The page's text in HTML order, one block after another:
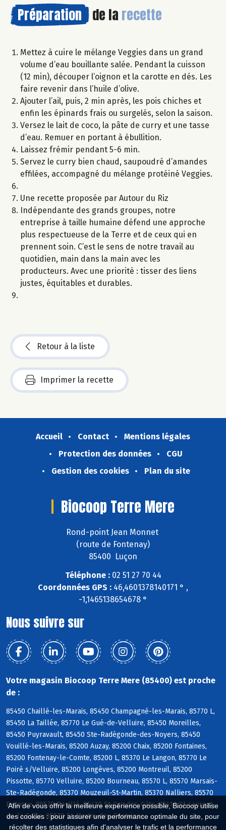
Afin de vous offrir la meilleure expérience possible, Biocoop utilise
des cookies : pour assurer une performance optimale du site, pour
récolter des statistiques afin d'analyser le trafic et la performance
Préparation de la recette
Mettez à cuire le mélange Veggies dans un grand
volume d’eau bouillante salée. Pendant la cuisson
(12 min), découper l’oignon et la carotte en dés. Les
faire revenir dans l’huile d’olive.
Ajouter l’ail, puis, 2 min après, les pois chiches et
enfin les épinards frais ou surgelés, selon la saison.
Versez le lait de coco, la pâte de curry et une tasse
d’eau. Remuer en portant à ébullition.
Laissez frémir pendant 5-6 min.
Servez le curry bien chaud, saupoudré d’amandes
effilées, accompagné du mélange protéiné Veggies.
Une recette proposée par Autour du Riz
Indépendante des grands groupes, notre
entreprise à taille humaine défend une approche
plus respectueuse de la Terre et de ceux qui en
prennent soin. C’est le sens de notre travail au
quotidien, main dans la main avec les
producteurs. Avec une priorité : tisser des liens
justes, équitables et durables.
Retour à la liste
Imprimer la recette
Accueil Contact
Mentions légales
Protection des données
CGU
Gestion des cookies
Plan du site
Biocoop Terre Mere
Rond-point Jean Monnet
(route de Fontenay)
85400 Luçon
Téléphone :02 51 27 70 44
Coordonnées GPS : 46,4601378140171 ° ,
-1,1465138654678 °
Nous suivre sur
Votre magasin Biocoop Terre Mere (85400) est proche
de :
85450 Chaillé-les-Marais, 85450 Champagné-les-Marais, 85770 L,
85450 La Taillée, 85770 Le Gué-de-Velluire, 85450 Moreilles,
85450 Puyravault, 85450 Ste-Radégonde-des-Noyers, 85450
Vouillé-les-Marais, 85200 Auzay, 85200 Chaix, 85200 Fontaines,
85200 Fontenay-le-Comte, 85200 L, 85370 Le Langon, 85770 Le
Poiré s/Velluire, 85200 Longèves, 85200 Montreuil, 85200
Pissotte, 85770 Velluire, 85200 Bourneau, 85570 L, 85570 Marsais-
Ste-Radégonde, 85370 Mouzeuil-St-Martin, 85370 Nalliers, 85570
Petosse, 85570 Pouillé, 85410 St-Cyr-des-Gâts, 85410 St-Laurent-
de-la-Salle, 85570 St-Martin-des-Fontaines